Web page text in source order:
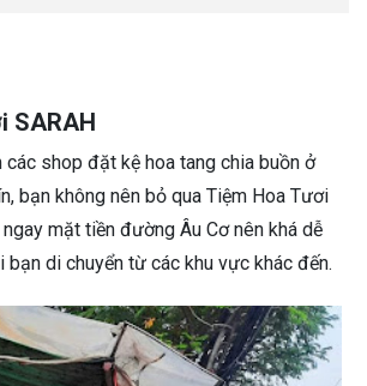
SARAH
các shop đặt kệ hoa tang chia buồn ở
bạn không nên bỏ qua Tiệm Hoa Tươi
mặt tiền đường Âu Cơ nên khá dễ
bạn di chuyển từ các khu vực khác đến.